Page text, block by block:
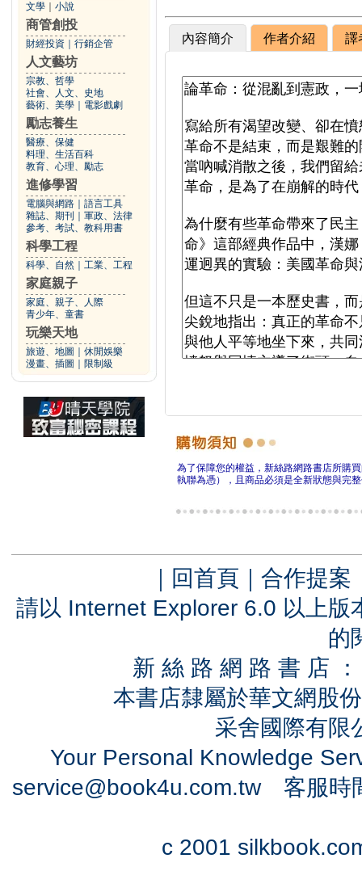
文學 小說
商管創投
財經投資 行銷企管
人文藝坊
宗教、哲學
社會、人文、史地
藝術、美學
電影戲劇
勵志養生
醫療、保健
料理、生活百科
教育、心理、勵志
進修學習
電腦與網路
語言工具
雜誌、期刊
軍政、法律
參考、考試、教科用書
科學工程
科學、自然 工業、工程
家庭親子
家庭、親子、人際
青少年、童書
玩樂天地
旅遊、地圖
休閒娛樂
漫畫、插圖
限制級
內容簡介 作者介紹 譯
為了保障您的權益，新絲路網路書店所購
執聯為憑），且商品必須是全新狀態與完
｜ 回首頁 ｜ 合作提案
請以 Internet Explorer 6.0 以上
的
新 絲 路 網 路 書 店
本書店隸屬於華文網股
采舍國際有
Your Personal Knowledge
service@book4u.com.tw客服時
c 2001